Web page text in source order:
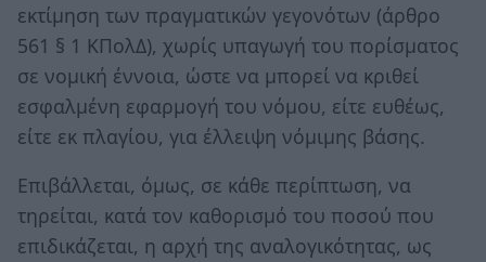
εκτίμηση των πραγματικών γεγονότων (άρθρο
561 § 1 ΚΠολΔ), χωρίς υπαγωγή του πορίσματος
σε νομική έννοια, ώστε να μπορεί να κριθεί
εσφαλμένη εφαρμογή του νόμου, είτε ευθέως,
είτε εκ πλαγίου, για έλλειψη νόμιμης βάσης.
Επιβάλλεται, όμως, σε κάθε περίπτωση, να
τηρείται, κατά τον καθορισμό του ποσού που
επιδικάζεται, η αρχή της αναλογικότητας, ως